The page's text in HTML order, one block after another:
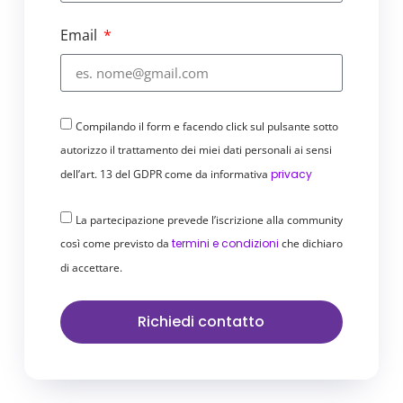
ripetitive
Aumentare i livelli di efficienza del
lavoro quotidiano
gestione manuale
Avere dati affidabili e sempre
aggiornati
consapevoli
Migliorare il rapporto operativo con
il tuo commercialista
Pensata per le PMI italiane
Nata nel 2021, Sibill nasce e cresce in
Montepara, Lorenzo Liguori e Dario
Email
Compilando il form e facendo click sul pulsante sotto
autorizzo il trattamento dei miei dati personali ai sensi
dell’art. 13 del GDPR come da informativa privacy
La partecipazione prevede l’iscrizione alla community
così come previsto da termini e condizioni che dichiaro
di accettare.
Richiedi contatto